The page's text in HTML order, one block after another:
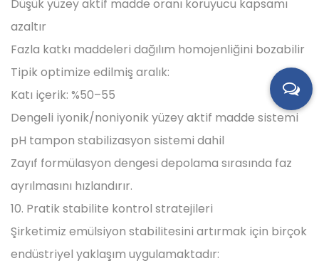
Düşük yüzey aktif madde oranı koruyucu kapsamı
azaltır
Fazla katkı maddeleri dağılım homojenliğini bozabilir
Tipik optimize edilmiş aralık:
Katı içerik: %50–55
Dengeli iyonik/noniyonik yüzey aktif madde sistemi
pH tampon stabilizasyon sistemi dahil
Zayıf formülasyon dengesi depolama sırasında faz
ayrılmasını hızlandırır.
10. Pratik stabilite kontrol stratejileri
Şirketimiz emülsiyon stabilitesini artırmak için birçok
endüstriyel yaklaşım uygulamaktadır: